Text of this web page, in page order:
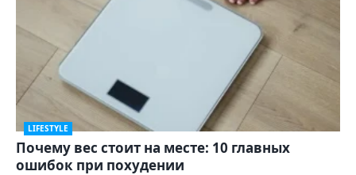
LIFESTYLE
Почему вес стоит на месте: 10 главных
ошибок при похудении